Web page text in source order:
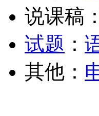
说课稿：
试题 ：
其他：